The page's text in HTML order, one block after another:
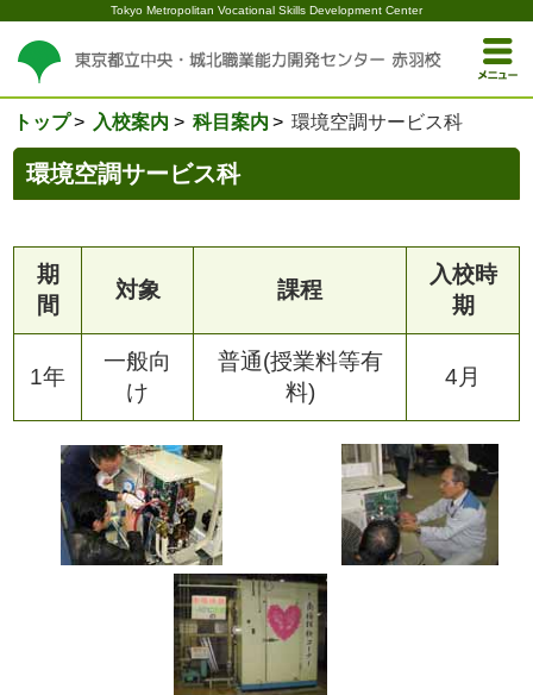
Tokyo Metropolitan Vocational Skills Development Center
トップ 入校案内 科目案内 環境空調サービス科
環境空調サービス科
期
間
対象 課程
入校時
期
1年
一般向
け
普通(授業料等有
料)
4月